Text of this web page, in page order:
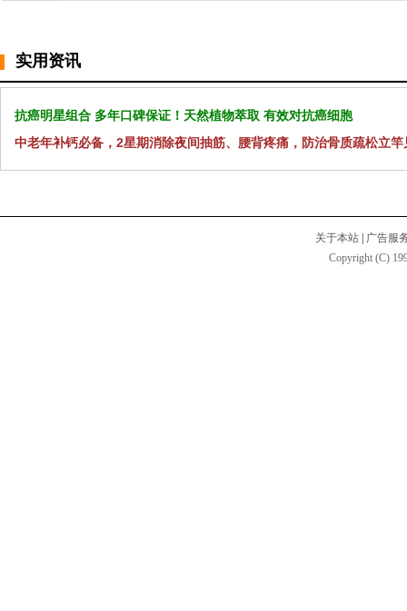
实用资讯
抗癌明星组合 多年口碑保证！天然植物萃取 有效对抗癌细胞
中老年补钙必备，2星期消除夜间抽筋、腰背疼痛，防治骨质疏松立竿
关于本站
广告服
Copyright (C)